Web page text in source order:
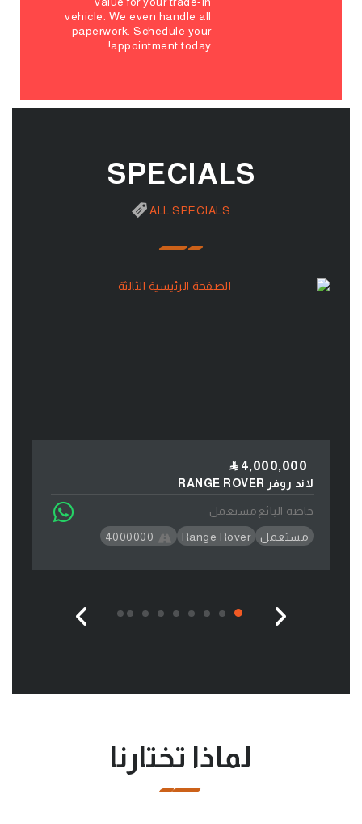
vehicle. We even handle all
paperwork. Schedule your
appointment today!
SPECIALS
ALL SPECIALS
4,000,000
لاند روفر RANGE ROVER
خاصة البائعمستعمل
مستعمل Range Rover
4000000
لماذا تختارنا